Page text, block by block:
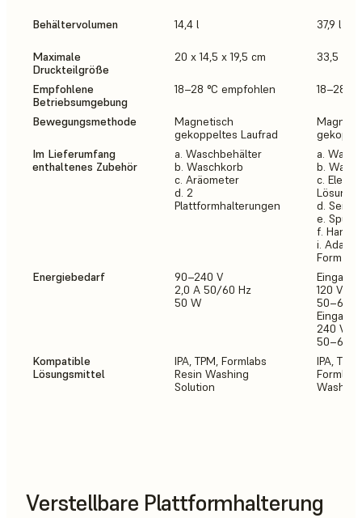
Behältervolumen 14,4 l 37,9 l
Maximale
Druckteilgröße
20 x 14,5 x 19,5 cm 33,5 ×
Empfohlene
Betriebsumgebung
18–28 °C empfohlen 18–28
Bewegungsmethode
Magnetisch
gekoppeltes Laufrad
Im Lieferumfang
enthaltenes Zubehör
a. Waschbehälter
b. Waschkorb
c. Aräometer
d. 2
Plattformhalterungen
a.
b.
c.
d.
e.
f.
i.
Form 3
Energiebedarf
90–240 V
2,0 A 50/60 Hz
50 W
Eingang
120 V
50–60
Eingang
240 V
50–60
Kompatible
Lösungsmittel
IPA, TPM, Formlabs
Resin Washing
Solution
IPA,
Verstellbare Plattformhalterung